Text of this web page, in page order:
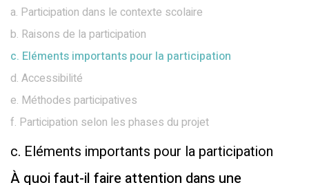
a. Participation dans le contexte scolaire
b. Raisons de la participation
c. Eléments importants pour la participation
d. Accessibilité
e. Méthodes participatives
f. Participation selon les phases du projet
c. Eléments importants pour la participation
À quoi faut-il faire attention dans une